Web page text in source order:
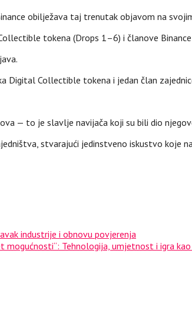
obilježava taj trenutak objavom na
tokena (Drops 1–6) i članove
Digital Collectible tokena i jedan član
— to je slavlje navijača koji su bili dio
stvarajući jedinstveno iskustvo koje
industrije i obnovu povjerenja
Tehnologija, umjetnost i igra